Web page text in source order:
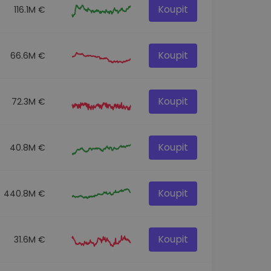
116.1M € Koupit
66.6M € Koupit
72.3M € Koupit
40.8M € Koupit
440.8M € Koupit
31.6M € Koupit